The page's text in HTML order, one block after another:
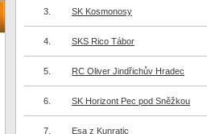
3. SK Kosmonosy
4. SKS Rico Tábor
5. RC Oliver Jindřichův Hradec
6. SK Horizont Pec pod Sněžkou
7. Esa z Kunratic